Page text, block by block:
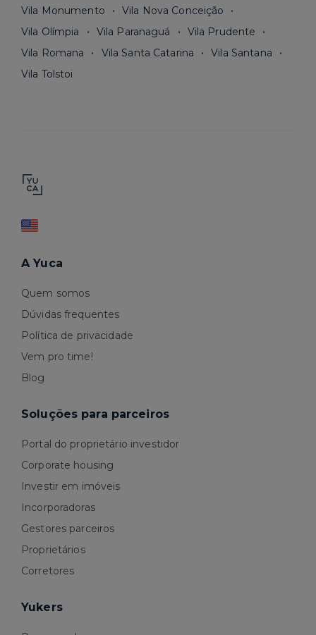
Vila Monumento
Vila Nova Conceição
Vila Olímpia
Vila Paranaguá
Vila Prudente
Vila Romana
Vila Santa Catarina
Vila Santana
Vila Tolstoi
A Yuca
Quem somos
Dúvidas frequentes
Política de privacidade
Vem pro time!
Blog
Soluções para parceiros
Portal do proprietário investidor
Corporate housing
Investir em imóveis
Incorporadoras
Gestores parceiros
Proprietários
Corretores
Yukers